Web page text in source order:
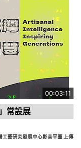
00:03:11
常設展
工藝研究發展中心影音平臺 上傳